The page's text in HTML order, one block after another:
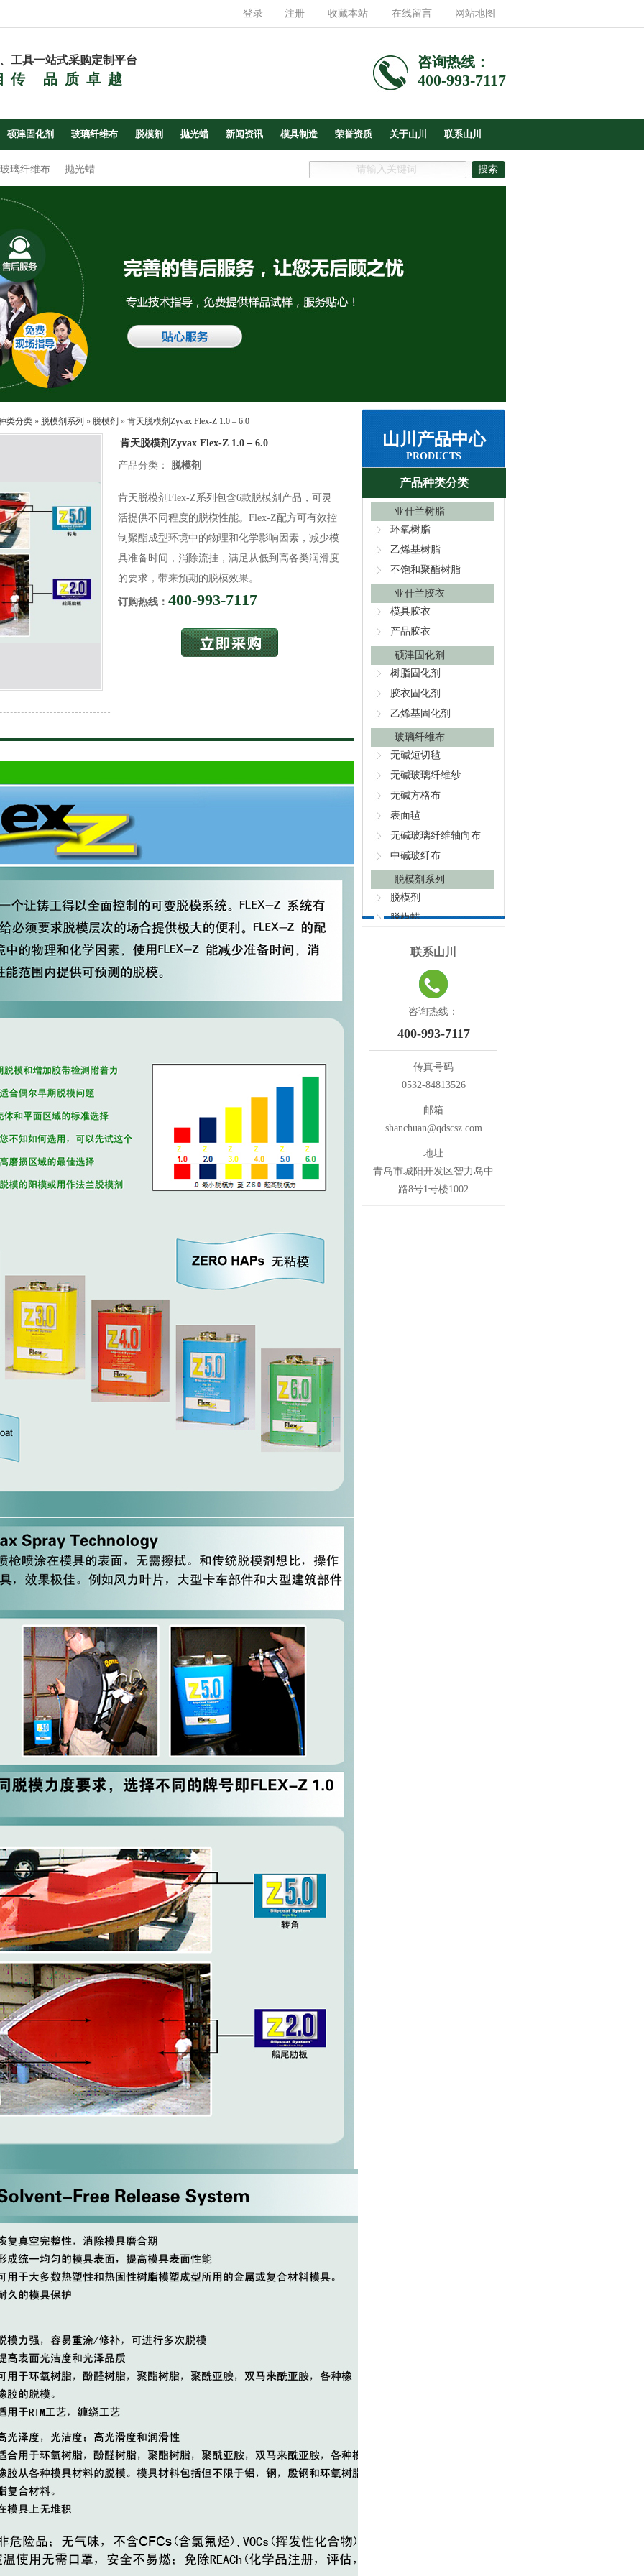
登录 注册 收藏本站 在线留言 网站地图
工具一站式采购定制平台
传 品质卓越
咨询热线：
400-993-7117
硕津固化剂 玻璃纤维布 脱模剂 抛光蜡 新闻资讯 模具制造 荣誉资质 关于山川 联系山川
玻璃纤维布 抛光蜡
类分类 » 脱模剂系列 » 脱模剂 » 肯天脱模剂Zyvax Flex-Z 1.0 – 6.0
肯天脱模剂Zyvax Flex-Z 1.0 – 6.0
产品分类： 脱模剂
肯天脱模剂Flex-Z系列包含6款脱模剂产品，可灵
活提供不同程度的脱模性能。Flex-Z配方可有效控
制聚酯成型环境中的物理和化学影响因素，减少模
具准备时间，消除流挂，满足从低到高各类润滑度
的要求，带来预期的脱模效果。
订购热线： 400-993-7117
山川产品中心
PRODUCTS
产品种类分类
亚什兰树脂
环氧树脂
乙烯基树脂
不饱和聚酯树脂
亚什兰胶衣
模具胶衣
产品胶衣
硕津固化剂
树脂固化剂
胶衣固化剂
乙烯基固化剂
玻璃纤维布
无碱短切毡
无碱玻璃纤维纱
无碱方格布
表面毡
无碱玻璃纤维轴向布
中碱玻纤布
脱模剂系列
脱模剂
脱模蜡
封孔剂
抛光蜡系列
粗腊
中粗腊
抛光蜡
保护腊
抽真空辅材
脱模布
联系山川
咨询热线：
400-993-7117
传真号码
0532-84813526
邮箱
shanchuan@qdscsz.com
地址
青岛市城阳开发区智力岛中
路8号1号楼1002